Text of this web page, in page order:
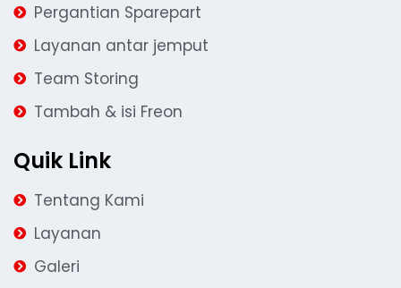
Pergantian Sparepart
Layanan antar jemput
Team Storing
Tambah & isi Freon
Quik Link
Tentang Kami
Layanan
Galeri